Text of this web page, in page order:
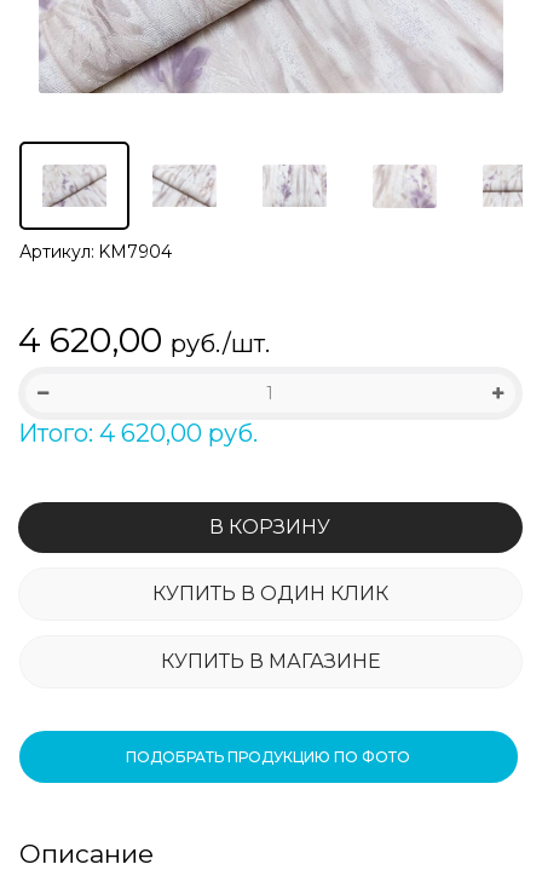
Артикул: KM7904
4 620,00 руб./шт.
Итого: 4 620,00 руб.
В КОРЗИНУ
КУПИТЬ В ОДИН КЛИК
КУПИТЬ В МАГАЗИНЕ
ПОДОБРАТЬ ПРОДУКЦИЮ ПО ФОТО
Описание